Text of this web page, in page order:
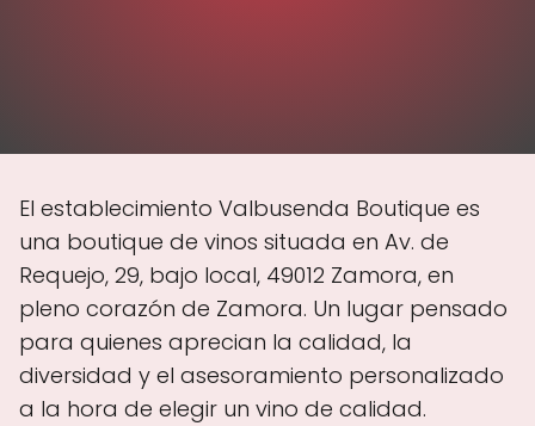
El establecimiento Valbusenda Boutique es
una boutique de vinos situada en Av. de
Requejo, 29, bajo local, 49012 Zamora, en
pleno corazón de Zamora. Un lugar pensado
para quienes aprecian la calidad, la
diversidad y el asesoramiento personalizado
a la hora de elegir un vino de calidad.